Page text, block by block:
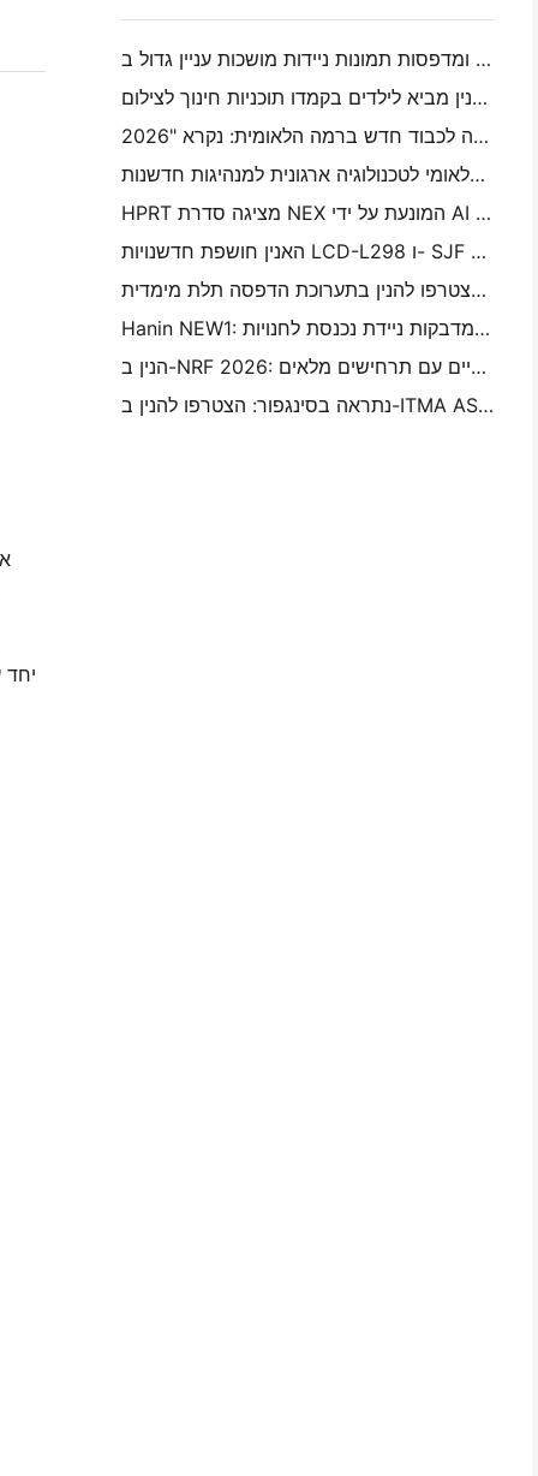
מצלמות מיידיות של האנין ומדפסות תמונות ניידות מושכות עניין גדול ב- IEAE שנז'ן 2026
מסע ברמה השלגי: חנין מביא לילדים בקמדו תוכניות חינוך לצילום
האנין זוכה לכבוד חדש ברמה הלאומית: נקרא "2026 Made in China · Trusted Brand by Consumers"
המרכז הלאומי לטכנולוגיה ארגונית למנהיגות חדשנות
HPRT מציגה סדרת NEX המונעת על ידי AI לקמעונאות חכמה ב- CHINASHOP 2026
האנין חושפת חדשנויות LCD-L298 ו- SJF לדפסה תלת מימדית תעשייתית ב- TCT אסיה 2026
הצטרפו להנין בתערוכת הדפסה תלת מימדית TCT אסיה 2026
Hanin NEW1: מדפסת מדבקות ניידת נכנסת לחנויות LOFT ביפן
הנין ב-NRF 2026: העצמה של הקמעונאות עם פתרונות הדפסה אינטליגנטיים עם תרחישים מלאים
נתראה בסינגפור: הצטרפו להנין ב-ITMA ASIA 2025 כדי להיות עדים לטכנולוגיית הדפסה הדיגיטלית האחרונה